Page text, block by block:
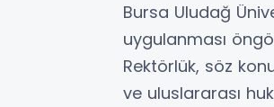
Bursa Uludağ
uygulanması
Rektörlük, söz
ve uluslararası